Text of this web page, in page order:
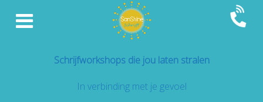
Schrijfworkshops die jou laten stralen
In verbinding met je gevoel